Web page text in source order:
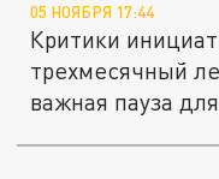
05 НОЯБРЯ 17:44
Критики
трехмесячный
важная пауза